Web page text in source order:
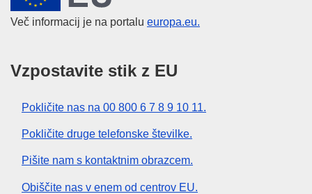
Več informacij je na portalu europa.eu.
Vzpostavite stik z EU
Pokličite nas na 00 800 6 7 8 9 10 11.
Pokličite druge telefonske številke.
Pišite nam s kontaktnim obrazcem.
Obiščite nas v enem od centrov EU.